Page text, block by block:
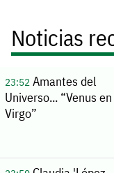
Noticias
23:52Amantes del
Universo... “Venus en
Virgo”